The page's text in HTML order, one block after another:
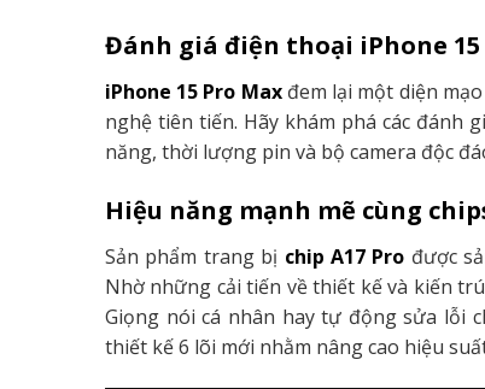
Đánh giá điện thoại iPhone
iPhone 15 Pro Maxđem lại một diện
nghệ tiên tiến. Hãy khám phá các đánh
năng, thời lượng pin và bộ camera độc
Hiệu năng mạnh mẽ cùng
Sản phẩm trang bị chip A17 Pro được
Nhờ những cải tiến về thiết kế và kiến
Giọng nói cá nhân hay tự động sửa lỗi
thiết kế 6 lõi mới nhằm nâng cao hiệu